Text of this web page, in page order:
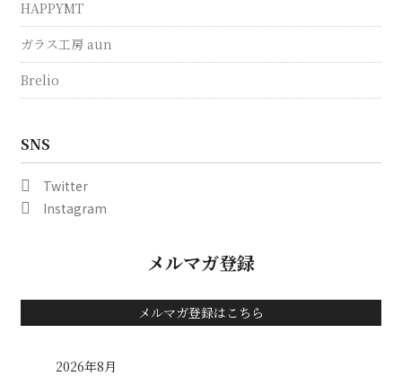
HAPPYMT
ガラス工房 aun
Brelio
SNS
Twitter
Instagram
メルマガ登録
メルマガ登録はこちら
2026年8月